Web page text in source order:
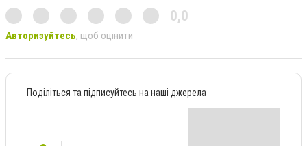
0,0
Авторизуйтесь, щоб оцінити
Поділіться та підписуйтесь на наші джерела